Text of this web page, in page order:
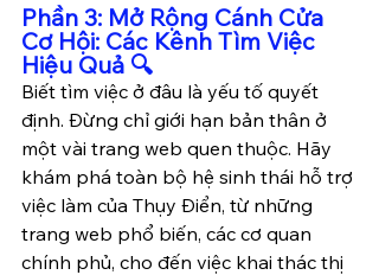
Phần 3: Mở Rộng Cánh Cửa
Cơ Hội: Các Kênh Tìm Việc
Hiệu Quả 🔍
Biết tìm việc ở đâu là yếu tố quyết
định. Đừng chỉ giới hạn bản thân ở
một vài trang web quen thuộc. Hãy
khám phá toàn bộ hệ sinh thái hỗ trợ
việc làm của Thụy Điển, từ những
trang web phổ biến, các cơ quan
chính phủ, cho đến việc khai thác thị